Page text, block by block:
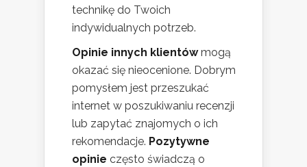
technikę do Twoich
indywidualnych potrzeb.
Opinie innych klientówmogą
okazać się nieocenione. Dobrym
pomysłem jest przeszukać
internet w poszukiwaniu recenzji
lub zapytać znajomych o ich
rekomendacje. Pozytywne
opinie często świadczą o